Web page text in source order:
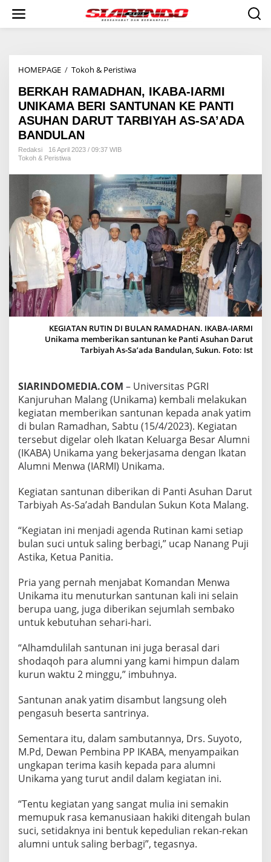
i
HOMEPAGE / Tokoh & Peristiwa
R
K
A
H
D
H
A
N
,
I
K
A
B
A
-
I
A
R
M
I
U
K
A
M
A
B
E
R
I
S
N
T
N
N
P
A
T
I
S
U
H
A
D
A
U
T
T
A
R
I
Y
A
H
A
BERKAH RAMADHAN, IKABA-IARMI
UNIKAMA BERI SANTUNAN KE PANTI
ASUHAN DARUT TARBIYAH AS-SA’ADA
BANDULAN
Redaksi
16 April 2023 / 09:37 WIB
Tokoh & Peristiwa
KEGIATAN RUTIN DI BULAN RAMADHAN. IKABA-IARMI
Unikama memberikan santunan ke Panti Asuhan Darut
Tarbiyah As-Sa’ada Bandulan, Sukun. Foto: Ist
SIARINDOMEDIA.COM – Universitas PGRI
Kanjuruhan Malang (Unikama) kembali melakukan
kegiatan memberikan santunan kepada anak yatim
di bulan Ramadhan, Sabtu (15/4/2023). Kegiatan
tersebut digelar oleh Ikatan Keluarga Besar Alumni
(IKABA) Unikama yang bekerjasama dengan Ikatan
Alumni Menwa (IARMI) Unikama.
Kegiatan santunan diberikan di Panti Asuhan Darut
Tarbiyah As-Sa’adah Bandulan Sukun Kota Malang.
“Kegiatan ini menjadi agenda Rutinan kami setiap
bulan suci untuk saling berbagi,” ucap Nanang Puji
Astika, Ketua Panitia.
Pria yang pernah menjabat Komandan Menwa
Unikama itu menuturkan santunan kali ini selain
berupa uang, juga diberikan sejumlah sembako
untuk kebutuhan sehari-hari.
“Alhamdulilah santunan ini juga berasal dari
shodaqoh para alumni yang kami himpun dalam
kurun waktu 2 minggu,” imbuhnya.
Santunan anak yatim disambut langsung oleh
pengasuh beserta santrinya.
Sementara itu, dalam sambutannya, Drs. Suyoto,
M.Pd, Dewan Pembina PP IKABA, menyampaikan
ungkapan terima kasih kepada para alumni
Unikama yang turut andil dalam kegiatan ini.
“Tentu kegiatan yang sangat mulia ini semakin
memupuk rasa kemanusiaan hakiki ditengah bulan
suci, setidaknya ini bentuk kepedulian rekan-rekan
alumni untuk saling berbagi”, tegasnya.